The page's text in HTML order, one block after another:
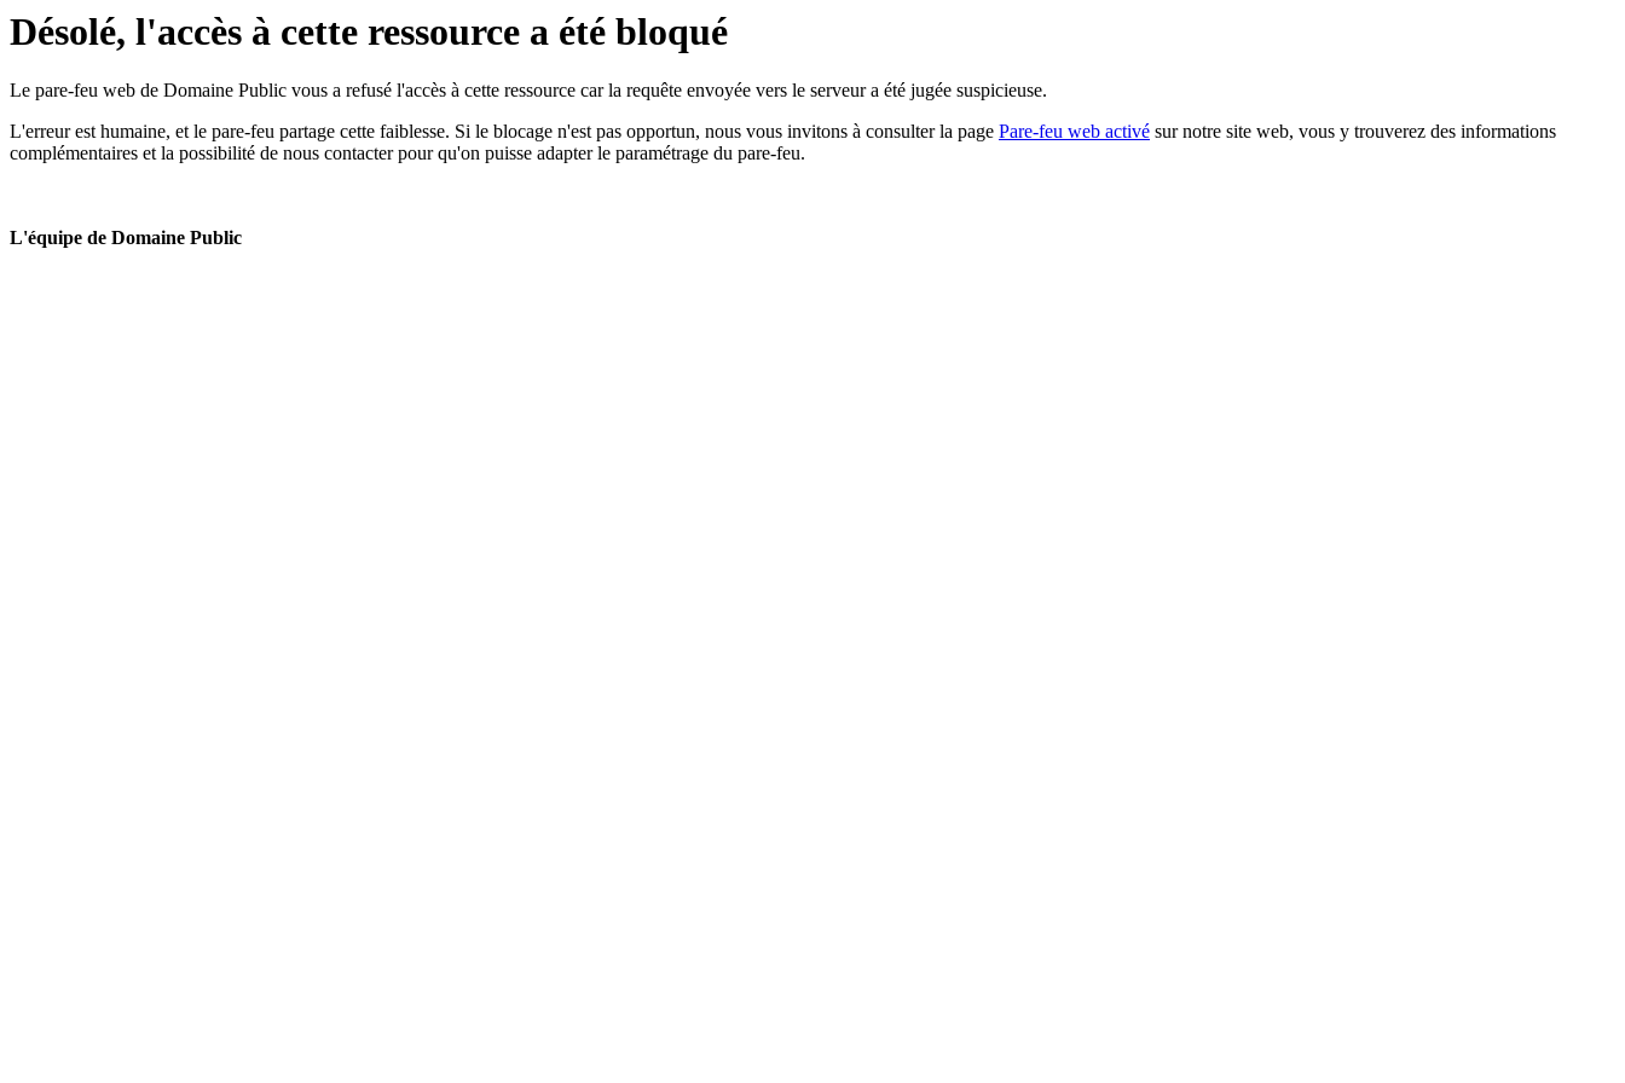
Désolé, l'accès à cette ressource a été bloqué
Le pare-feu web de Domaine Public vous a refusé l'accès à cette ressource car la requête envoyée vers le serveur a été jugée suspicieuse.
L'erreur est humaine, et le pare-feu partage cette faiblesse. Si le blocage n'est pas opportun, nous vous invitons à consulter la page Pare-feu web activé sur notre site web, vous y trouverez des informations
complémentaires et la possibilité de nous contacter pour qu'on puisse adapter le paramétrage du pare-feu.
L'équipe de Domaine Public